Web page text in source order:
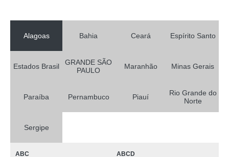
Alagoas Bahia Ceará Espírito Santo
Estados Brasil
GRANDE SÃO
PAULO
Maranhão Minas Gerais
Paraíba Pernambuco Piauí
Rio Grande do
Norte
Sergipe
ABC ABCD